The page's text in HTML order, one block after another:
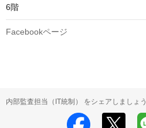
6階
Facebookページ
内部監査担当（IT統制） をシェアしましょう